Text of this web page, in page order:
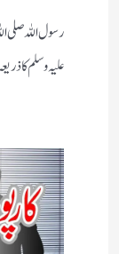
رسول اللہ صلی
علیہ وسلم کا